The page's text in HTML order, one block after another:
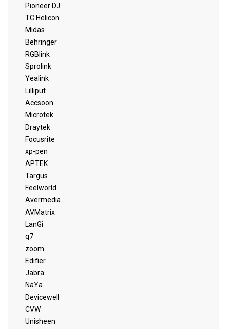
Pioneer DJ
TC Helicon
Midas
Behringer
RGBlink
Sprolink
Yealink
Lilliput
Accsoon
Microtek
Draytek
Focusrite
xp-pen
APTEK
Targus
Feelworld
Avermedia
AVMatrix
LanGi
q7
zoom
Edifier
Jabra
NaYa
Devicewell
CVW
Unisheen